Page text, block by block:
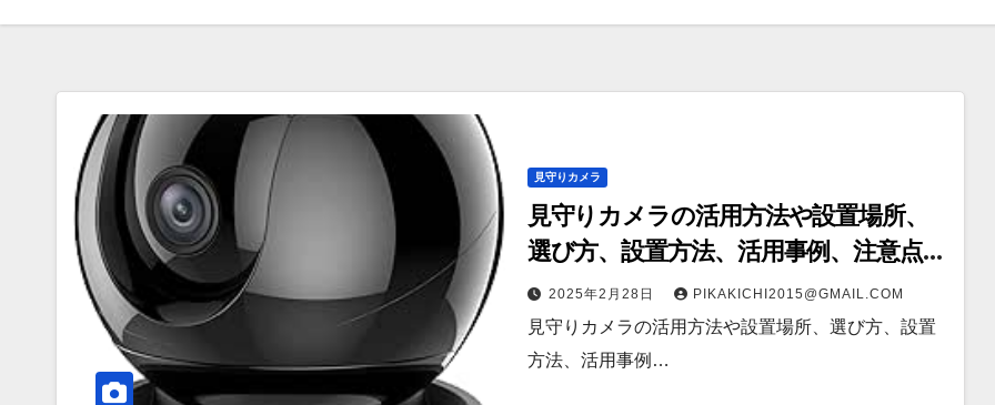
見守りカメラ
見守りカメラの活用方法や設置場所、
選び方、設置方法、活用事例、注意点、
最新技術、そして将来展望まで幅広く
解説
2025年2月28日 PIKAKICHI2015@GMAIL.COM
見守りカメラの活用方法や設置場所、選び方、設置
方法、活用事例…